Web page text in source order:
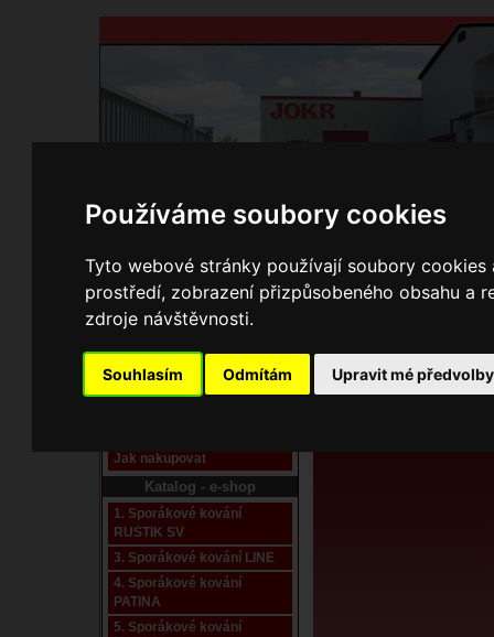
Používáme soubory cookies
Tyto webové stránky používají soubory
prostředí, zobrazení přizpůsobeného obsahu a
zdroje návštěvnosti.
Souhlasím Odmítám Upravit mé předvolby
Domů Kontakty Přihlášení Ke
Pracoviště laser
Nové pracoviště firmy
Jak nakupovat
Katalog - e-shop
1. Sporákové kování
RUSTIK SV
3. Sporákové kování LINE
4. Sporákové kování
PATINA
5. Sporákové kování
E-shop JOKR
01050285 Štít